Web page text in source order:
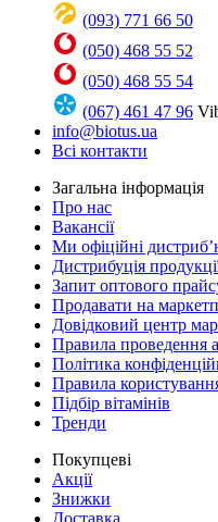
(093) 771 66 50
(050) 468 55 52
(050) 468 55 54
(067) 461 47 96
info@biotus.ua
Всі контакти
Загальна інформація
Про нас
Вакансії
Ми офіційні
Дистрибуція
Запит оптового
Продавати на
Довідковий центр
Правила проведення
Політика
Правила
Підбір вітамінів
Тренди
Покупцеві
Акції
Знижки
Доставка